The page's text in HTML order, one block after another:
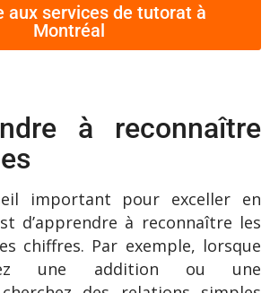
aux services de tutorat à
Montréal
à reconnaître
important pour exceller en
d’apprendre à reconnaître les
chiffres. Par exemple, lorsque
une addition ou une